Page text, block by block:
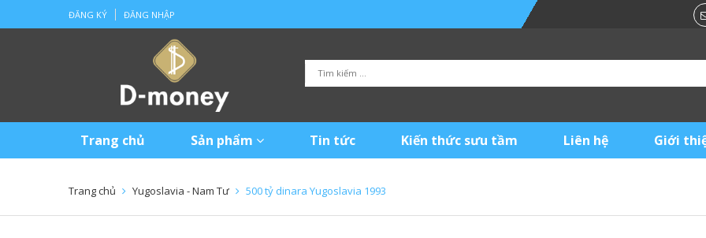
ĐĂNG KÝ ĐĂNG NHẬP
Trang chủ Sản phẩm Tin tức Kiến thức sưu tầm Liên hệ Giới
Trang chủ Yugoslavia - Nam Tư 500 tỷ dinara Yugoslavia 1993